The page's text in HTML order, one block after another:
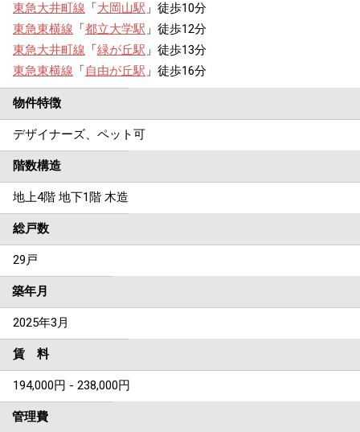
東急大井町線 「大岡山駅 」徒歩10分
東急東横線 「都立大学駅 」徒歩12分
東急大井町線 「緑が丘駅 」徒歩13分
東急東横線 「自由が丘駅 」徒歩16分
物件特徴
デザイナーズ、ペット可
階数構造
地上4階 地下1階 木造
総戸数
29戸
築年月
2025年3月
賃 料
194,000円 - 238,000円
管理費